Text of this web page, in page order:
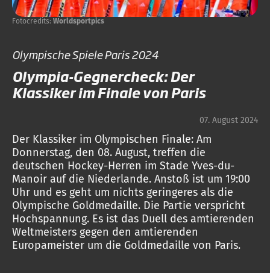
Fotocredits: Worldsportpics
Olympische Spiele Paris 2024
Olympia-Gegnercheck: Der
Klassiker im Finale von Paris
07. August 2024
Der Klassiker im Olympischen Finale: Am
Donnerstag, den 08. August, treffen die
deutschen Hockey-Herren im Stade Yves-du-
Manoir auf die Niederlande. Anstoß ist um 19:00
Uhr und es geht um nichts geringeres als die
Olympische Goldmedaille. Die Partie verspricht
Hochspannung. Es ist das Duell des amtierenden
Weltmeisters gegen den amtierenden
Europameister um die Goldmedaille von Paris.